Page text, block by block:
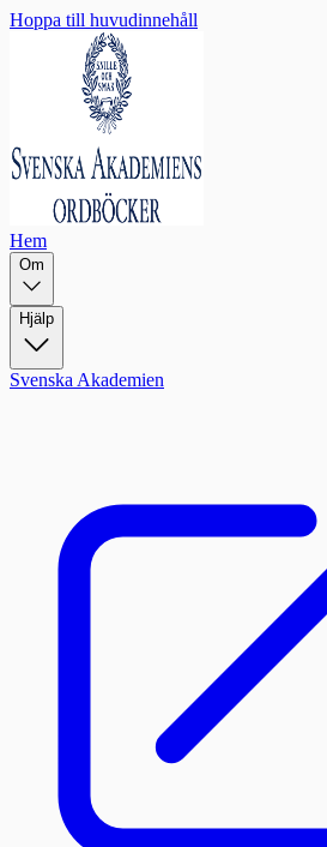
Hoppa till huvudinnehåll
Hem
Om
Hjälp
Svenska Akademien